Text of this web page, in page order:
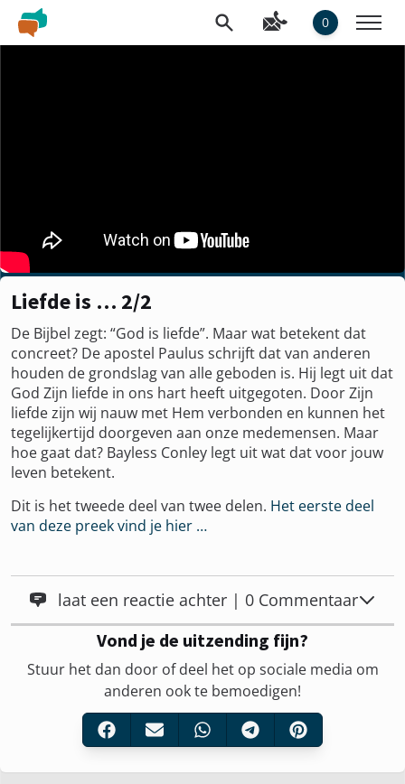
0
Liefde is … 2/2
De Bijbel zegt: “God is liefde”. Maar wat betekent dat
concreet? De apostel Paulus schrijft dat van anderen
houden de grondslag van alle geboden is. Hij legt uit dat
God Zijn liefde in ons hart heeft uitgegoten. Door Zijn
liefde zijn wij nauw met Hem verbonden en kunnen het
tegelijkertijd doorgeven aan onze medemensen. Maar
hoe gaat dat? Bayless Conley legt uit wat dat voor jouw
leven betekent.
Dit is het tweede deel van twee delen. Het eerste deel
van deze preek vind je hier …
laat een reactie achter | 0 Commentaar
Vond je de uitzending fijn?
Stuur het dan door of deel het op sociale media om
anderen ook te bemoedigen!